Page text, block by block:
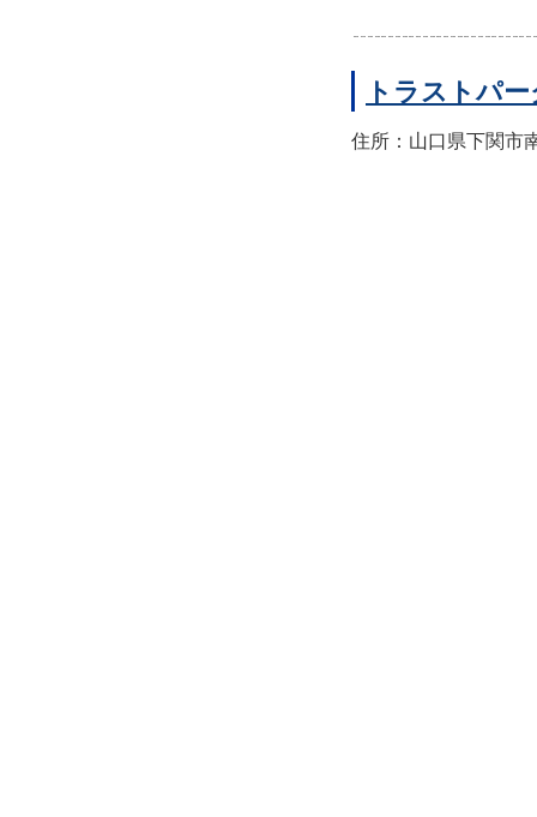
トラストパ
住所：山口県下関市